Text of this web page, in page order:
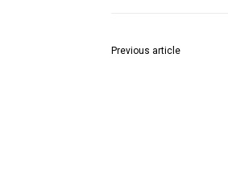
Previous article